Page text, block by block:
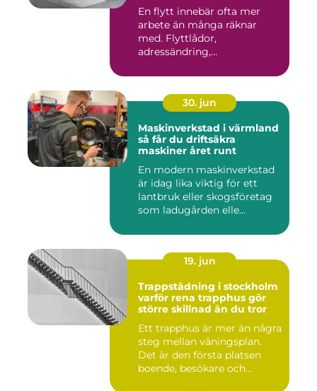
En flytt innebär ofta mer
arbete än många räknar
med. Flyttlådor,
adressändring,
30. jun
Maskinverkstad i värmland
så får du driftsäkra
maskiner året runt
En modern maskinverkstad
är idag lika viktig för ett
lantbruk eller skogsföretag
som ladugården elle...
19. jun
Trappstädning i stockholm
varför rena trapphus gör
större skillnad än du tror
Ett trapphus är mer än några
steg mellan våningsplan.
Det är den första platsen
boende, besökare och...